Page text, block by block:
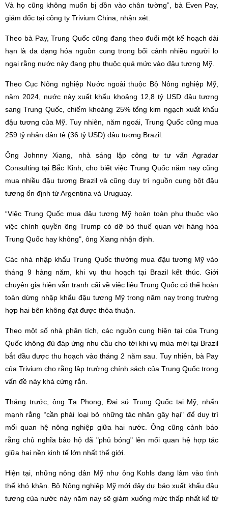
Và họ cũng không muốn bị dồn vào chân tường”, bà Even Pay,
giám đốc tại công ty Trivium China, nhận xét.
Theo bà Pay, Trung Quốc cũng đang theo đuổi một kế hoạch dài
hạn là đa dạng hóa nguồn cung trong bối cảnh nhiều người lo
ngại rằng nước này đang phụ thuộc quá mức vào đậu tương Mỹ.
Theo Cục Nông nghiệp Nước ngoài thuộc Bộ Nông nghiệp Mỹ,
năm 2024, nước này xuất khẩu khoảng 12,8 tỷ USD đậu tương
sang Trung Quốc, chiếm khoảng 25% tổng kim ngạch xuất khẩu
đậu tương của Mỹ. Tuy nhiên, năm ngoái, Trung Quốc cũng mua
259 tỷ nhân dân tệ (36 tỷ USD) đậu tương Brazil.
Ông Johnny Xiang, nhà sáng lập công tư tư vấn Agradar
Consulting tại Bắc Kinh, cho biết việc Trung Quốc năm nay cũng
mua nhiều đậu tương Brazil và cũng duy trì nguồn cung bột đậu
tương ổn định từ Argentina và Uruguay.
“Việc Trung Quốc mua đậu tương Mỹ hoàn toàn phụ thuộc vào
việc chính quyền ông Trump có dỡ bỏ thuế quan với hàng hóa
Trung Quốc hay không", ông Xiang nhận định.
Các nhà nhập khẩu Trung Quốc thường mua đậu tương Mỹ vào
tháng 9 hàng năm, khi vụ thu hoạch tại Brazil kết thúc. Giới
chuyên gia hiện vẫn tranh cãi về việc liệu Trung Quốc có thể hoàn
toàn dừng nhập khẩu đậu tương Mỹ trong năm nay trong trường
hợp hai bên không đạt được thỏa thuận.
Theo một số nhà phân tích, các nguồn cung hiện tại của Trung
Quốc không đủ đáp ứng nhu cầu cho tới khi vụ mùa mới tại Brazil
bắt đầu được thu hoạch vào tháng 2 năm sau. Tuy nhiên, bà Pay
của Trivium cho rằng lập trường chính sách của Trung Quốc trong
vấn đề này khá cứng rắn.
Tháng trước, ông Tạ Phong, Đại sứ Trung Quốc tại Mỹ, nhấn
mạnh rằng “cần phải loại bỏ những tác nhân gây hại" để duy trì
mối quan hệ nông nghiệp giữa hai nước. Ông cũng cảnh báo
rằng chủ nghĩa bảo hộ đã "phủ bóng" lên mối quan hệ hợp tác
giữa hai nền kinh tế lớn nhất thế giới.
Hiện tại, những nông dân Mỹ như ông Kohls đang lâm vào tình
thế khó khăn. Bộ Nông nghiệp Mỹ mới đây dự báo xuất khẩu đậu
tương của nước này năm nay sẽ giảm xuống mức thấp nhất kể từ